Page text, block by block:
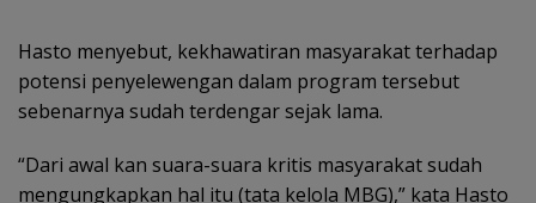
Hasto menyebut, kekhawatiran masyarakat terhadap
potensi penyelewengan dalam program tersebut
sebenarnya sudah terdengar sejak lama.
“Dari awal kan suara-suara kritis masyarakat sudah
mengungkapkan hal itu (tata kelola MBG),” kata Hasto